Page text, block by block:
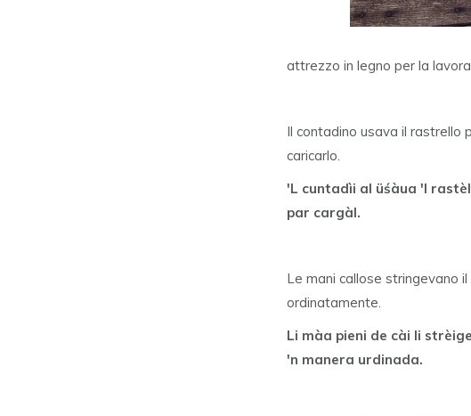
attrezzo in legno per la
Il contadino usava il rastrello
caricarlo.
'L cuntadìi al üśàua 'l
par cargàl.
Le mani callose stringevano
ordinatamente.
Li màa pieni de cài li
'n manera urdinada.